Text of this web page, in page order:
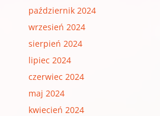
październik 2024
wrzesień 2024
sierpień 2024
lipiec 2024
czerwiec 2024
maj 2024
kwiecień 2024